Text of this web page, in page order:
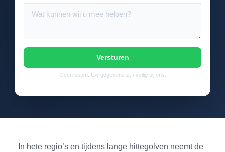
Versturen
Geen spam. Uw gegevens zijn veilig bij ons.
In hete regio’s en tijdens lange hittegolven neemt de